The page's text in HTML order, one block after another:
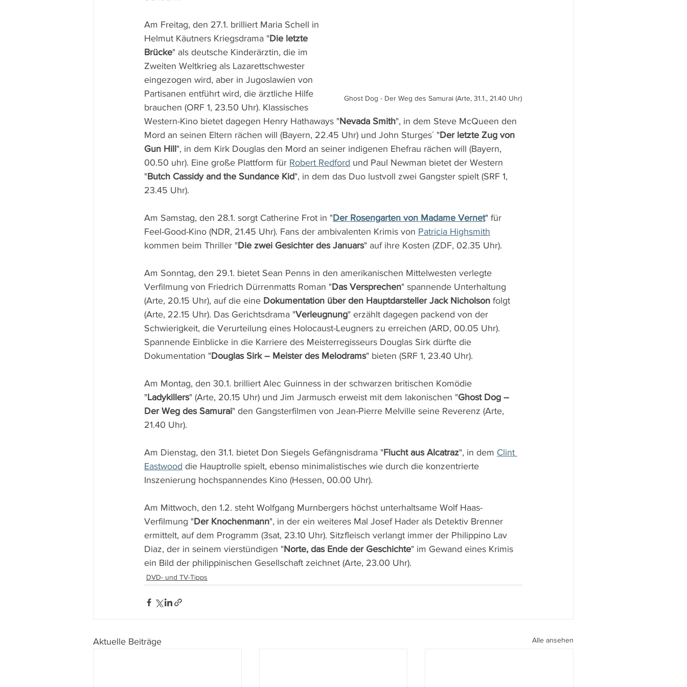
Ghost Dog - Der Weg des Samurai (Arte, 31.1., 21.40 Uhr)
Am Freitag, den 27.1. brilliert Maria Schell in
Helmut Käutners Kriegsdrama "Die letzte
Brücke" als deutsche Kinderärztin, die im
Zweiten Weltkrieg als Lazarettschwester
eingezogen wird, aber in Jugoslawien von
Partisanen entführt wird, die ärztliche Hilfe
brauchen (ORF 1, 23.50 Uhr). Klassisches
Western-Kino bietet dagegen Henry Hathaways "Nevada Smith", in dem Steve McQueen den
Mord an seinen Eltern rächen will (Bayern, 22.45 Uhr) und John Sturges´ "Der letzte Zug von
Gun Hill", in dem Kirk Douglas den Mord an seiner indigenen Ehefrau rächen will (Bayern,
00.50 uhr). Eine große Plattform für Robert Redford und Paul Newman bietet der Western
"Butch Cassidy and the Sundance Kid", in dem das Duo lustvoll zwei Gangster spielt (SRF 1,
23.45 Uhr).
Am Samstag, den 28.1. sorgt Catherine Frot in "Der Rosengarten von Madame Vernet" für
Feel-Good-Kino (NDR, 21.45 Uhr). Fans der ambivalenten Krimis von Patricia Highsmith
kommen beim Thriller "Die zwei Gesichter des Januars" auf ihre Kosten (ZDF, 02.35 Uhr).
Am Sonntag, den 29.1. bietet Sean Penns in den amerikanischen Mittelwesten verlegte
Verfilmung von Friedrich Dürrenmatts Roman "Das Versprechen" spannende Unterhaltung
(Arte, 20.15 Uhr), auf die eine Dokumentation über den Hauptdarsteller Jack Nicholson folgt
(Arte, 22.15 Uhr). Das Gerichtsdrama "Verleugnung" erzählt dagegen packend von der
Schwierigkeit, die Verurteilung eines Holocaust-Leugners zu erreichen (ARD, 00.05 Uhr).
Spannende Einblicke in die Karriere des Meisterregisseurs Douglas Sirk dürfte die
Dokumentation "Douglas Sirk – Meister des Melodrams" bieten (SRF 1, 23.40 Uhr).
Am Montag, den 30.1. brilliert Alec Guinness in der schwarzen britischen Komödie
"Ladykillers" (Arte, 20.15 Uhr) und Jim Jarmusch erweist mit dem lakonischen "Ghost Dog –
Der Weg des Samurai" den Gangsterfilmen von Jean-Pierre Melville seine Reverenz (Arte,
21.40 Uhr).
Am Dienstag, den 31.1. bietet Don Siegels Gefängnisdrama "Flucht aus Alcatraz", in dem Clint
Eastwood die Hauptrolle spielt, ebenso minimalistisches wie durch die konzentrierte
Inszenierung hochspannendes Kino (Hessen, 00.00 Uhr).
Am Mittwoch, den 1.2. steht Wolfgang Murnbergers höchst unterhaltsame Wolf Haas-
Verfilmung "Der Knochenmann", in der ein weiteres Mal Josef Hader als Detektiv Brenner
ermittelt, auf dem Programm (3sat, 23.10 Uhr). Sitzfleisch verlangt immer der Philippino Lav
Diaz, der in seinem vierstündigen "Norte, das Ende der Geschichte" im Gewand eines Krimis
ein Bild der philippinischen Gesellschaft zeichnet (Arte, 23.00 Uhr).
DVD- und TV-Tipps
Aktuelle Beiträge Alle ansehen